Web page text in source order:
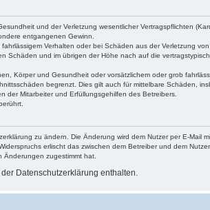
und der Verletzung wesentlicher Vertragspflichten
entgangenen Gewinn.
Verhalten oder bei Schäden aus der Verletzung
Schäden und im übrigen der Höhe nach auf die
Körper und Gesundheit oder vorsätzlichem oder grob
begrenzt. Dies gilt auch für mittelbare Schäden,
der Mitarbeiter und Erfüllungsgehilfen des Betreibers.
zu ändern. Die Änderung wird dem Nutzer per E-Mail
erlischt das zwischen dem Betreiber und dem
zugestimmt hat.
Datenschutzerklärung enthalten.